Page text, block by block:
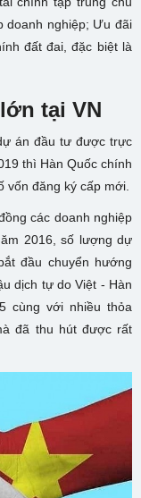
doanh nghiệp; Ưu đãi
đất đai, đặc biệt là
tại VN
án đầu tư được trực
thì Hàn Quốc chính
đăng ký cấp mới.
các doanh nghiệp
2016, số lượng dự
đầu chuyển hướng
dịch tự do Việt - Hàn
cùng với nhiều thỏa
đã thu hút được rất